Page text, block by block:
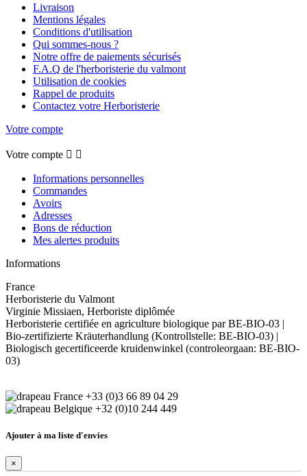
Livraison
Mentions légales
Conditions d'utilisation
Qui sommes-nous ?
Notre offre de paiements sécurisés
F.A.Q de l'herboristerie du valmont
Utilisation de cookies
Rappel de produits
Contactez votre Herboristerie
Votre compte
Votre compte  
Informations personnelles
Commandes
Avoirs
Adresses
Bons de réduction
Mes alertes produits
Informations
France
Herboristerie du Valmont
Virginie Missiaen, Herboriste diplômée
Herboristerie certifiée en agriculture biologique par BE-BIO-03 |
Bio-zertifizierte Kräuterhandlung (Kontrollstelle: BE-BIO-03) |
Biologisch gecertificeerde kruidenwinkel (controleorgaan: BE-BIO-
03)
+33 (0)3 66 89 04 29
+32 (0)10 244 449
Ajouter à ma liste d'envies
×